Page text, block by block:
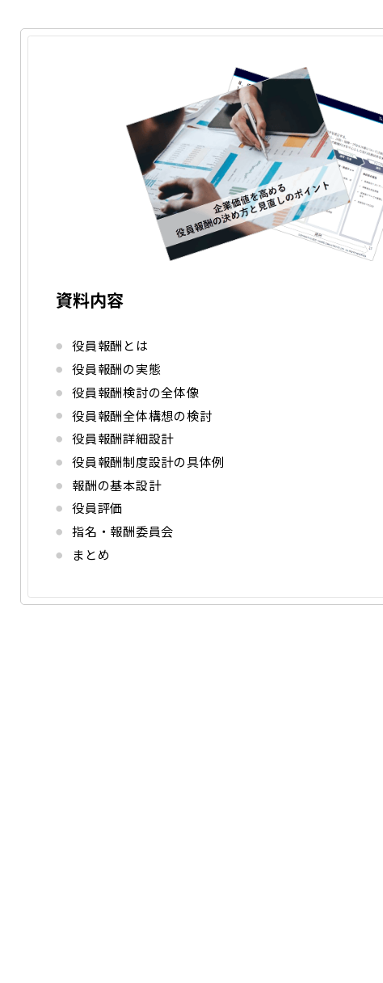
資料内容
役員報酬とは
役員報酬の実態
役員報酬検討の全体像
役員報酬全体構想の検討
役員報酬詳細設計
役員報酬制度設計の具体例
報酬の基本設計
役員評価
指名・報酬委員会
まとめ